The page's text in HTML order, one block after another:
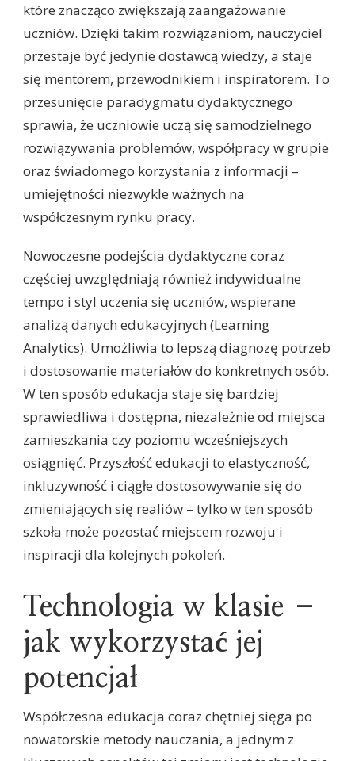
które znacząco zwiększają zaangażowanie
uczniów. Dzięki takim rozwiązaniom, nauczyciel
przestaje być jedynie dostawcą wiedzy, a staje
się mentorem, przewodnikiem i inspiratorem. To
przesunięcie paradygmatu dydaktycznego
sprawia, że uczniowie uczą się samodzielnego
rozwiązywania problemów, współpracy w grupie
oraz świadomego korzystania z informacji –
umiejętności niezwykle ważnych na
współczesnym rynku pracy.
Nowoczesne podejścia dydaktyczne coraz
częściej uwzględniają również indywidualne
tempo i styl uczenia się uczniów, wspierane
analizą danych edukacyjnych (Learning
Analytics). Umożliwia to lepszą diagnozę potrzeb
i dostosowanie materiałów do konkretnych osób.
W ten sposób edukacja staje się bardziej
sprawiedliwa i dostępna, niezależnie od miejsca
zamieszkania czy poziomu wcześniejszych
osiągnięć. Przyszłość edukacji to elastyczność,
inkluzywność i ciągłe dostosowywanie się do
zmieniających się realiów – tylko w ten sposób
szkoła może pozostać miejscem rozwoju i
inspiracji dla kolejnych pokoleń.
Technologia w klasie –
jak wykorzystać jej
potencjał
Współczesna edukacja coraz chętniej sięga po
nowatorskie metody nauczania, a jednym z